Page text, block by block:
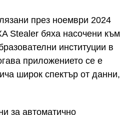
през ноември 2024
Stealer бяха насочени към
институции в
приложението се е
широк спектър от данни,
за автоматично